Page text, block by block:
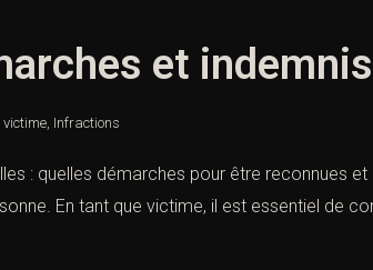
et
victime, Infractions
: quelles démarches pour être reconnues et
En tant que victime, il est essentiel de